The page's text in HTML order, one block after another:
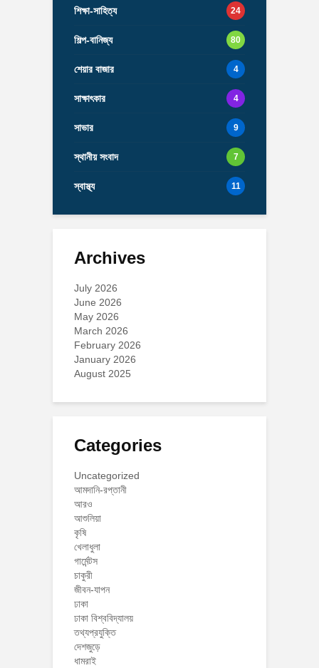
শিক্ষা-সাহিত্য 24
শিল্প-বানিজ্য 80
শেয়ার বাজার 4
সাক্ষাৎকার 4
সাভার 9
স্থানীয় সংবাদ 7
স্বাস্থ্য 11
Archives
July 2026
June 2026
May 2026
March 2026
February 2026
January 2026
August 2025
Categories
Uncategorized
আমদানি-রপ্তানী
আরও
আশুলিয়া
কৃষি
খেলাধুলা
গার্মেন্টস
চাকুরী
জীবন-যাপন
ঢাকা
ঢাকা বিশ্ববিদ্যালয়
তথ্যপ্রযুক্তি
দেশজুড়ে
ধামরাই